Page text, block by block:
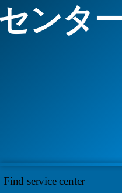
ンタ
Find service center